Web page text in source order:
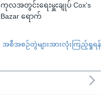
ကုလအတွင်းရေးမှူးချုပ် Cox's
Bazar ရောက်
အစီအစဉ်တွဲများအားလုံးကြည့်ရှုရန်